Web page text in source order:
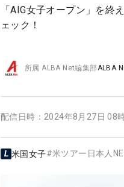
「AIG女子オープン」を
ェック！
所属ALBA Net編集部ALBA
配信日時： 2024年8月27日 08
米国女子#米ツアー日本人